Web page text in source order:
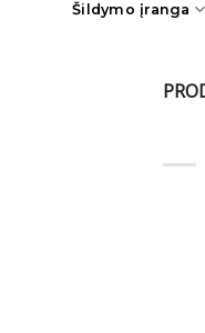
Šildymo įranga